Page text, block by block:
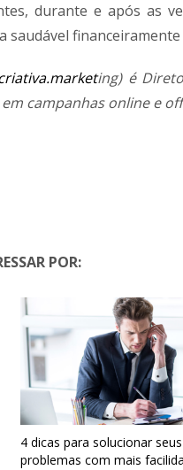
durante e após as
saudável
ing) é
campanhas online e
POR:
4 dicas para solucionar seus
problemas com mais